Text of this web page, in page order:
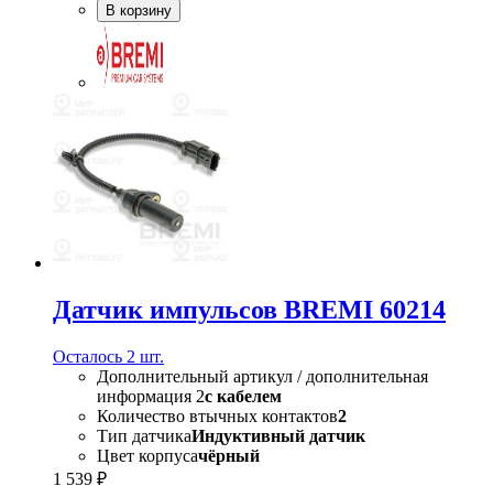
В корзину
Датчик импульсов BREMI 60214
Осталось 2 шт.
Дополнительный артикул / дополнительная
информация 2с кабелем
Количество втычных контактов2
Тип датчикаИндуктивный датчик
Цвет корпусачёрный
1 539 ₽